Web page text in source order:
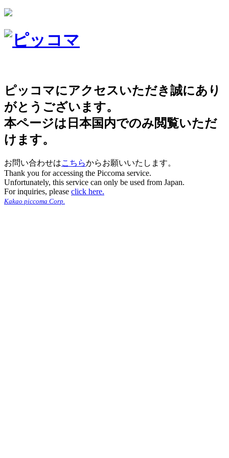
ピッコマにアクセスいただき誠にあり
がとうございます。
本ページは日本国内でのみ閲覧いただ
けます。
お問い合わせはこちらからお願いいたします。
Thank you for accessing the Piccoma service.
Unfortunately, this service can only be used from Japan.
For inquiries, please click here.
Kakao piccoma Corp.